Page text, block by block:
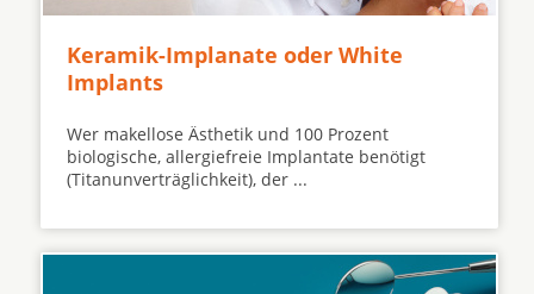
Keramik-Implanate oder White
Implants
Wer makellose Ästhetik und 100 Prozent
biologische, allergiefreie Implantate benötigt
(Titanunverträglichkeit), der ...